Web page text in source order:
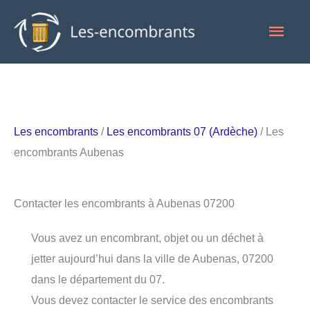
contenu
Les encombrants / Les encombrants 07 (Ardèche) / Les
encombrants Aubenas
Contacter les encombrants à Aubenas 07200
Vous avez un encombrant, objet ou un déchet à
jetter aujourd’hui dans la ville de Aubenas, 07200
dans le département du 07.
Vous devez contacter le service des encombrants